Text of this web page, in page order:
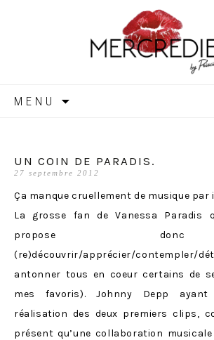
MENU
UN COIN DE PARADIS.
27 septembre 2012
Ça manque cruellement de musique par
La grosse fan de Vanessa Paradis
propose
(re)découvrir/apprécier/contempler/
antonner tous en coeur certains de
mes favoris). Johnny Depp
réalisation des deux premiers clips,
présent qu’une collaboration